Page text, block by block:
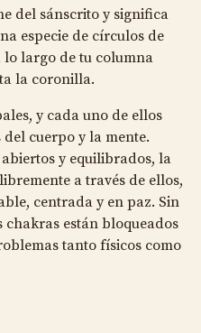
del sánscrito y significa
especie de círculos de
lo largo de tu columna
la coronilla.
y cada uno de ellos
cuerpo y la mente.
y equilibrados, la
a través de ellos,
centrada y en paz. Sin
chakras están bloqueados
tanto físicos como